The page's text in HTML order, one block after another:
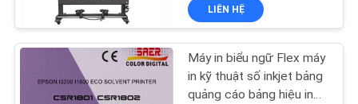
THAM
QUAN
55
LIÊN HỆ
Máy in biểu ngữ Flex máy
in kỹ thuật số inkjet bảng
quảng cáo bảng hiệu in